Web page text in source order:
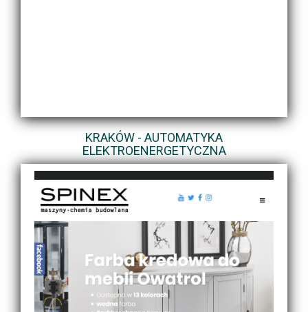
KRAKÓW - AUTOMATYKA
ELEKTROENERGETYCZNA